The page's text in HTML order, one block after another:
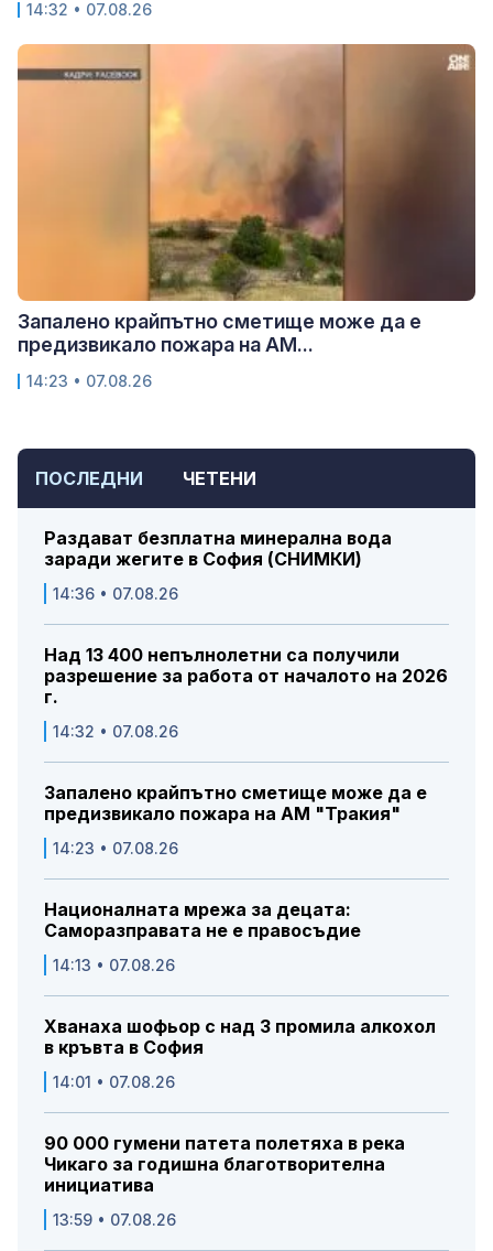
ПОСЛЕДНИ ЧЕТЕНИ
Раздават безплатна минерална вода
заради жегите в София (СНИМКИ)
14:36 • 07.08.26
Над 13 400 непълнолетни са получили
разрешение за работа от началото на 2026
г.
14:32 • 07.08.26
Запалено крайпътно сметище може да е
предизвикало пожара на АМ "Тракия"
14:23 • 07.08.26
Националната мрежа за децата:
Саморазправата не е правосъдие
14:13 • 07.08.26
Хванаха шофьор с над 3 промила алкохол
в кръвта в София
14:01 • 07.08.26
90 000 гумени патета полетяха в река
Чикаго за годишна благотворителна
инициатива
13:59 • 07.08.26
14:32 • 07.08.26
Запалено крайпътно сметище може да е
предизвикало пожара на АМ...
14:23 • 07.08.26